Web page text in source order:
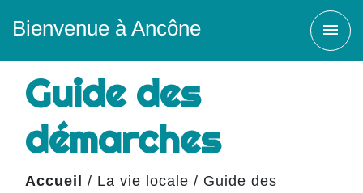
Bienvenue à Ancône menu
Guide des
démarches
Accueil / La vie locale / Guide des